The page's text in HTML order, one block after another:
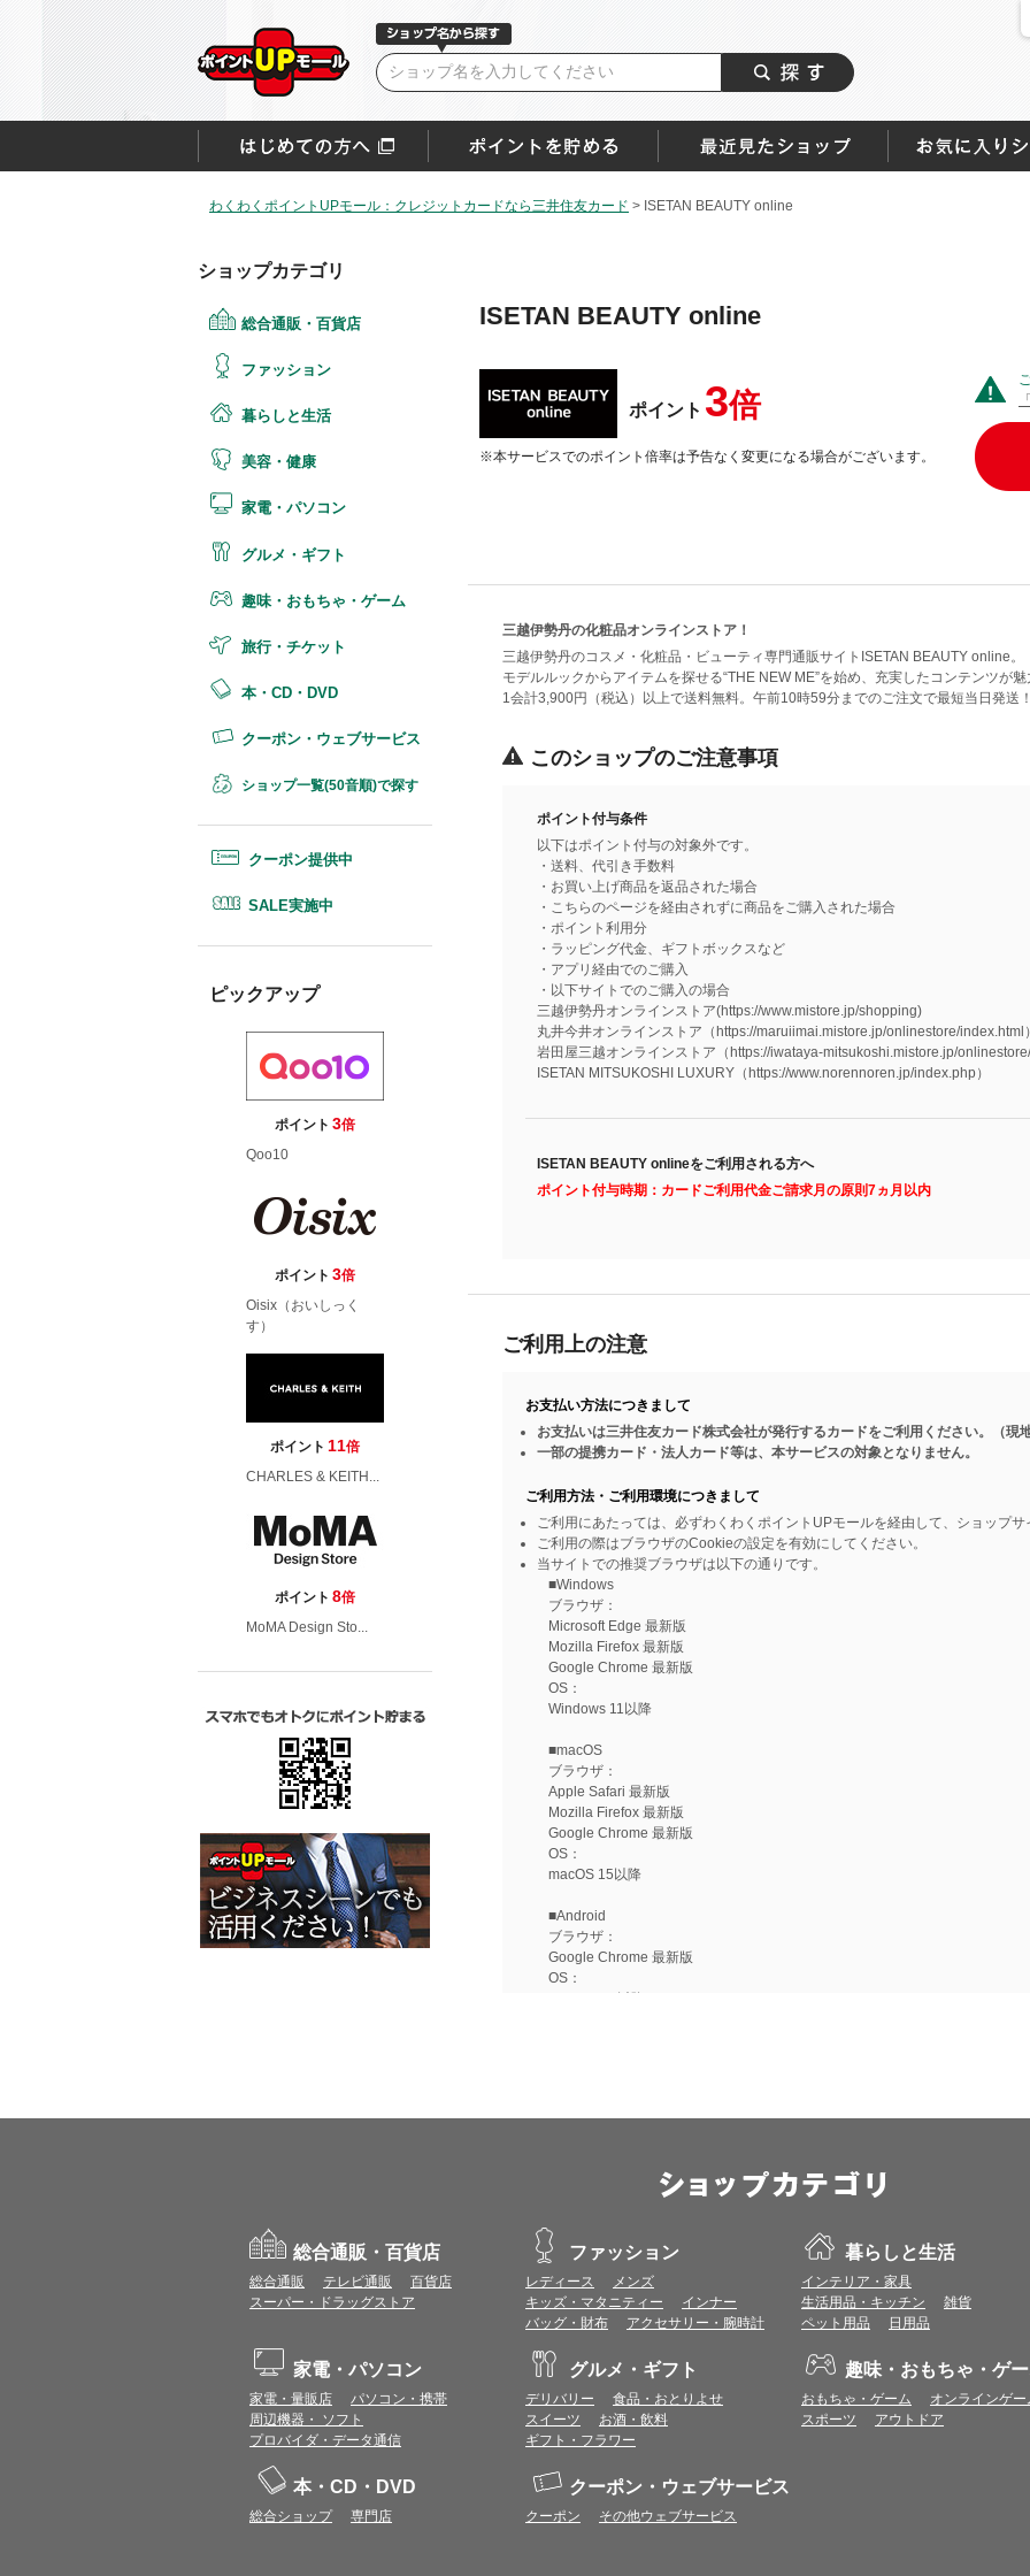
わくわくポイントUPモール：クレジットカードなら三井住友カード > ISETAN BEAUTY online
ショップカテゴリ
総合通販・百貨店
ファッション
暮らしと生活
美容・健康
家電・パソコン
グルメ・ギフト
趣味・おもちゃ・ゲーム
旅行・チケット
本・CD・DVD
クーポン・ウェブサービス
ショップ一覧(50音順)で探す
クーポン提供中
SALE実施中
ピックアップ
ポイント 3倍
Qoo10
ポイント 3倍
Oisix（おいしっく
す）
ポイント 11倍
CHARLES & KEITH...
ポイント 8倍
MoMA Design Sto...
ISETAN BEAUTY online
ポイント 3倍
※本サービスでのポイント倍率は予告なく変更になる場合がございます。
三越伊勢丹の化粧品オンラインストア！
三越伊勢丹のコスメ・化粧品・ビューティ専門通販サイトISETAN BEAUTY online。
モデルルックからアイテムを探せる“THE NEW ME”を始め、充実したコンテンツが魅
1会計3,900円（税込）以上で送料無料。午前10時59分までのご注文で最短当日発送
このショップのご注意事項
ポイント付与条件
以下はポイント付与の対象外です。
・送料、代引き手数料
・お買い上げ商品を返品された場合
・こちらのページを経由されずに商品をご購入された場合
・ポイント利用分
・ラッピング代金、ギフトボックスなど
・アプリ経由でのご購入
・以下サイトでのご購入の場合
三越伊勢丹オンラインストア(https://www.mistore.jp/shopping)
丸井今井オンラインストア（https://maruiimai.mistore.jp/onlinestore/index.html
岩田屋三越オンラインストア（https://iwataya-mitsukoshi.mistore.jp/
ISETAN MITSUKOSHI LUXURY（https://www.norennoren.jp/index.php）
ISETAN BEAUTY onlineをご利用される方へ
ポイント付与時期：カードご利用代金ご請求月の原則7ヵ月以内
ご利用上の注意
お支払い方法につきまして
お支払いは三井住友カード株式会社が発行するカードをご利用ください。（現
一部の提携カード・法人カード等は、本サービスの対象となりません。
ご利用方法・ご利用環境につきまして
ご利用にあたっては、必ずわくわくポイントUPモールを経由して、ショップ
ご利用の際はブラウザのCookieの設定を有効にしてください。
当サイトでの推奨ブラウザは以下の通りです。
■Windows
ブラウザ：
Microsoft Edge 最新版
Mozilla Firefox 最新版
Google Chrome 最新版
OS：
Windows 11以降
■macOS
ブラウザ：
Apple Safari 最新版
Mozilla Firefox 最新版
Google Chrome 最新版
OS：
macOS 15以降
■Android
ブラウザ：
Google Chrome 最新版
OS：
Android 15以降
iOS 18以降
※上記環境範囲内であっても、ブラウザとOSの組み合わせにより、 一部表
すので、推奨ブラウザでのご利用をお願いいたします。
＜CookieやJavaScriptについて＞
本サービスではCookieとJavaScriptの機能を使用している為、Cookieと
特典付与につきまして
＜共通のご注意事項＞
特典付与の対象は、商品代金のみ（税・送料等を除く）となります。
対象サイトにアクセス後、カード決済前に別サイトにアクセスした場合は、特
商品購入後、購入内容等に変更があった場合は、特典付与の対象とならない場
同一ショップで複数回ご利用される場合は、1回のご利用ごとにわくわくポイ
一部対象外となるサービスがあります。
総合通販・百貨店
総合通販 テレビ通販
百貨店
スーパー・ドラッグストア
ファッション
レディース
メンズ
キッズ・マタニティー
インナー
バッグ・財布
アクセサリー・腕時計
暮らしと生活
インテリア・家具
生活用品・キッチン
雑貨
ペット用品
日用品
家電・パソコン
家電・量販店
パソコン・携帯
周辺機器・ ソフト
プロバイダ・データ通信
グルメ・ギフト
デリバリー
食品・おとりよせ
スイーツ
お酒・飲料
ギフト・フラワー
趣味・おもちゃ・ゲ
おもちゃ・ゲーム
オンラインゲー
スポーツ
アウトドア
本・CD・DVD
総合ショップ 専門店
クーポン・ウェブサービス
クーポン その他ウェブサービス